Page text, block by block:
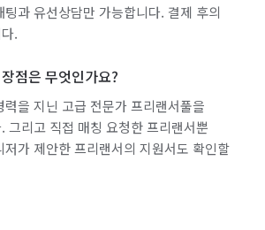
팅과 유선상담만 가능합니다. 결제 후의
.
점은 무엇인가요?
력을 지닌 고급 전문가 프리랜서풀을
그리고 직접 매칭 요청한 프리랜서뿐
저가 제안한 프리랜서의 지원서도 확인할